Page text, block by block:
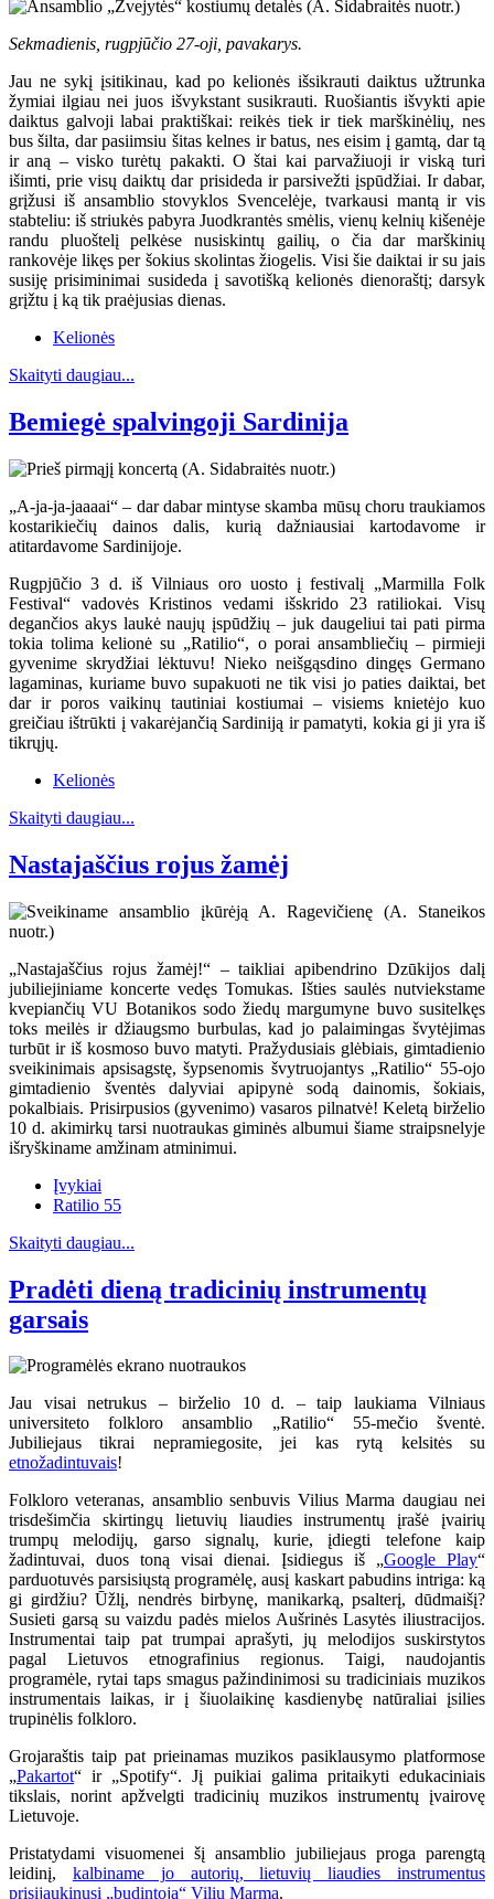
Sekmadienis, rugpjūčio 27-oji, pavakarys.
Jau ne sykį įsitikinau, kad po kelionės išsikrauti daiktus užtrunka
žymiai ilgiau nei juos išvykstant susikrauti. Ruošiantis išvykti apie
daiktus galvoji labai praktiškai: reikės tiek ir tiek marškinėlių, nes
bus šilta, dar pasiimsiu šitas kelnes ir batus, nes eisim į gamtą, dar tą
ir aną – visko turėtų pakakti. O štai kai parvažiuoji ir viską turi
išimti, prie visų daiktų dar prisideda ir parsivežti įspūdžiai. Ir dabar,
grįžusi iš ansamblio stovyklos Svencelėje, tvarkausi mantą ir vis
stabteliu: iš striukės pabyra Juodkrantės smėlis, vienų kelnių kišenėje
randu pluoštelį pelkėse nusiskintų gailių, o čia dar marškinių
rankovėje likęs per šokius skolintas žiogelis. Visi šie daiktai ir su jais
susiję prisiminimai susideda į savotišką kelionės dienoraštį; darsyk
grįžtu į ką tik praėjusias dienas.
Kelionės
Skaityti daugiau...
Bemiegė spalvingoji Sardinija
„A-ja-ja-jaaaai“ – dar dabar mintyse skamba mūsų choru traukiamos
kostarikiečių dainos dalis, kurią dažniausiai kartodavome ir
atitardavome Sardinijoje.
Rugpjūčio 3 d. iš Vilniaus oro uosto į festivalį „Marmilla Folk
Festival“ vadovės Kristinos vedami išskrido 23 ratiliokai. Visų
degančios akys laukė naujų įspūdžių – juk daugeliui tai pati pirma
tokia tolima kelionė su „Ratilio“, o porai ansambliečių – pirmieji
gyvenime skrydžiai lėktuvu! Nieko neišgąsdino dingęs Germano
lagaminas, kuriame buvo supakuoti ne tik visi jo paties daiktai, bet
dar ir poros vaikinų tautiniai kostiumai – visiems knietėjo kuo
greičiau ištrūkti į vakarėjančią Sardiniją ir pamatyti, kokia gi ji yra iš
tikrųjų.
Kelionės
Skaityti daugiau...
Nastajaščius rojus žamėj
„Nastajaščius rojus žamėj!“ – taikliai apibendrino Dzūkijos dalį
jubiliejiniame koncerte vedęs Tomukas. Išties saulės nutviekstame
kvepiančių VU Botanikos sodo žiedų margumyne buvo susitelkęs
toks meilės ir džiaugsmo burbulas, kad jo palaimingas švytėjimas
turbūt ir iš kosmoso buvo matyti. Pražydusiais glėbiais, gimtadienio
sveikinimais apsisagstę, šypsenomis švytruojantys „Ratilio“ 55-ojo
gimtadienio šventės dalyviai apipynė sodą dainomis, šokiais,
pokalbiais. Prisirpusios (gyvenimo) vasaros pilnatvė! Keletą birželio
10 d. akimirkų tarsi nuotraukas giminės albumui šiame straipsnelyje
išryškiname amžinam atminimui.
Įvykiai
Ratilio 55
Skaityti daugiau...
Pradėti dieną tradicinių instrumentų
garsais
Jau visai netrukus – birželio 10 d. – taip laukiama Vilniaus
universiteto folkloro ansamblio „Ratilio“ 55-mečio šventė.
Jubiliejaus tikrai nepramiegosite, jei kas rytą kelsitės su
etnožadintuvais!
Folkloro veteranas, ansamblio senbuvis Vilius Marma daugiau nei
trisdešimčia skirtingų lietuvių liaudies instrumentų įrašė įvairių
trumpų melodijų, garso signalų, kurie, įdiegti telefone kaip
žadintuvai, duos toną visai dienai. Įsidiegus iš „Google Play“
parduotuvės parsisiųstą programėlę, ausį kaskart pabudins intriga: ką
gi girdžiu? Ūžlį, nendrės birbynę, manikarką, psalterį, dūdmaišį?
Susieti garsą su vaizdu padės mielos Aušrinės Lasytės iliustracijos.
Instrumentai taip pat trumpai aprašyti, jų melodijos suskirstytos
pagal Lietuvos etnografinius regionus. Taigi, naudojantis
programėle, rytai taps smagus pažindinimosi su tradiciniais muzikos
instrumentais laikas, ir į šiuolaikinę kasdienybę natūraliai įsilies
trupinėlis folkloro.
Grojaraštis taip pat prieinamas muzikos pasiklausymo platformose
„Pakartot“ ir „Spotify“. Jį puikiai galima pritaikyti edukaciniais
tikslais, norint apžvelgti tradicinių muzikos instrumentų įvairovę
Lietuvoje.
Pristatydami visuomenei šį ansamblio jubiliejaus proga parengtą
leidinį, kalbiname jo autorių, lietuvių liaudies instrumentus
prisijaukinusį „budintoją“ Vilių Marmą.